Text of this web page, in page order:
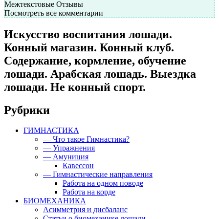
Межтекстовые Отзывы
Посмотреть все комментарии
Искусство воспитания лошади.
Конный магазин. Конный клуб.
Содержание, кормление, обучение
лошади. Арабская лошадь. Выездка
лошади. Не конный спорт.
Рубрики
ГИМНАСТИКА
— Что такое Гимнастика?
— Упражнения
— Амуниция
Кавессон
— Гимнастические направления
Работа на одном поводе
Работа на корде
БИОМЕХАНИКА
Асимметрия и дисбаланс